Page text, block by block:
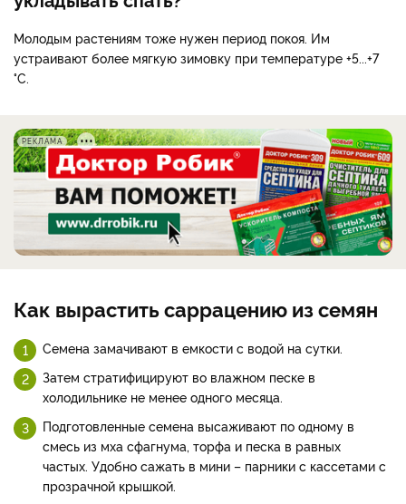
Молодым растениям тоже нужен период покоя. Им
устраивают более мягкую зимовку при температуре +5...+7
°С.
РЕКЛАМА
Как вырастить саррацению из семян
Семена замачивают в емкости с водой на сутки.
Затем стратифицируют во влажном песке в
холодильнике не менее одного месяца.
Подготовленные семена высаживают по одному в
смесь из мха сфагнума, торфа и песка в равных
частых. Удобно сажать в мини – парники с кассетами с
прозрачной крышкой.